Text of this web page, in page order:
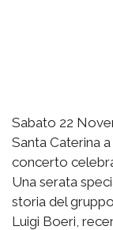
Sabato 22
Santa Caterina
concerto
Una serata
storia del
Luigi Boeri,